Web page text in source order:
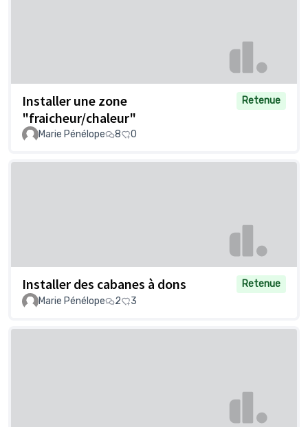
Installer une zone
"fraicheur/chaleur"
Retenue
Marie Pénélope 8 0
Installer des cabanes à dons
Retenue
Marie Pénélope
2 3